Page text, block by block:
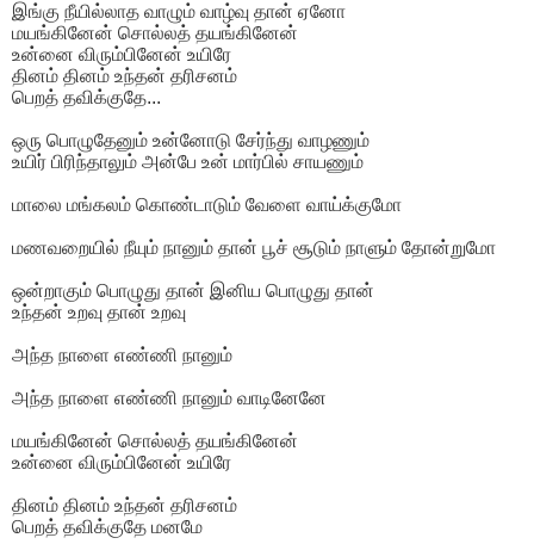
இங்கு நீயில்லாத வாழும் வாழ்வு தான் ஏனோ
மயங்கினேன் சொல்லத் தயங்கினேன்
உன்னை விரும்பினேன் உயிரே
தினம் தினம் உந்தன் தரிசனம்
பெறத் தவிக்குதே...
ஒரு பொழுதேனும் உன்னோடு சேர்ந்து வாழணும்
உயிர் பிரிந்தாலும் அன்பே உன் மார்பில் சாயணும்
மாலை மங்கலம் கொண்டாடும் வேளை வாய்க்குமோ
மணவறையில் நீயும் நானும் தான் பூச் சூடும் நாளும் தோன்றுமோ
ஒன்றாகும் பொழுது தான் இனிய பொழுது தான்
உந்தன் உறவு தான் உறவு
அந்த நாளை எண்ணி நானும்
அந்த நாளை எண்ணி நானும் வாடினேனே
மயங்கினேன் சொல்லத் தயங்கினேன்
உன்னை விரும்பினேன் உயிரே
தினம் தினம் உந்தன் தரிசனம்
பெறத் தவிக்குதே மனமே